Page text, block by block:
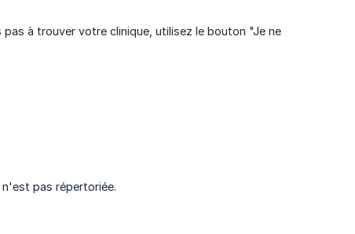
à trouver votre clinique, utilisez le bouton "Je ne
pas répertoriée.